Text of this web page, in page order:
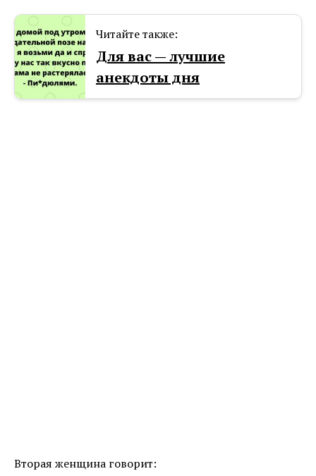
Читайте также:
Для вас — лучшие
анекдоты дня
Вторая женщина говорит: